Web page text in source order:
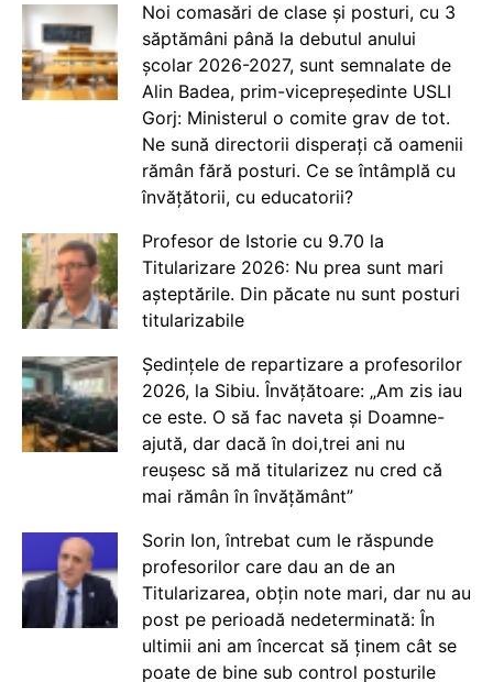
Noi comasări de clase și posturi, cu 3
săptămâni până la debutul anului
școlar 2026-2027, sunt semnalate de
Alin Badea, prim-vicepreședinte USLI
Gorj: Ministerul o comite grav de tot.
Ne sună directorii disperați că oamenii
rămân fără posturi. Ce se întâmplă cu
învățătorii, cu educatorii?
Profesor de Istorie cu 9.70 la
Titularizare 2026: Nu prea sunt mari
așteptările. Din păcate nu sunt posturi
titularizabile
Ședințele de repartizare a profesorilor
2026, la Sibiu. Învățătoare: „Am zis iau
ce este. O să fac naveta și Doamne-
ajută, dar dacă în doi,trei ani nu
reușesc să mă titularizez nu cred că
mai rămân în învățământ”
Sorin Ion, întrebat cum le răspunde
profesorilor care dau an de an
Titularizarea, obțin note mari, dar nu au
post pe perioadă nedeterminată: În
ultimii ani am încercat să ținem cât se
poate de bine sub control posturile